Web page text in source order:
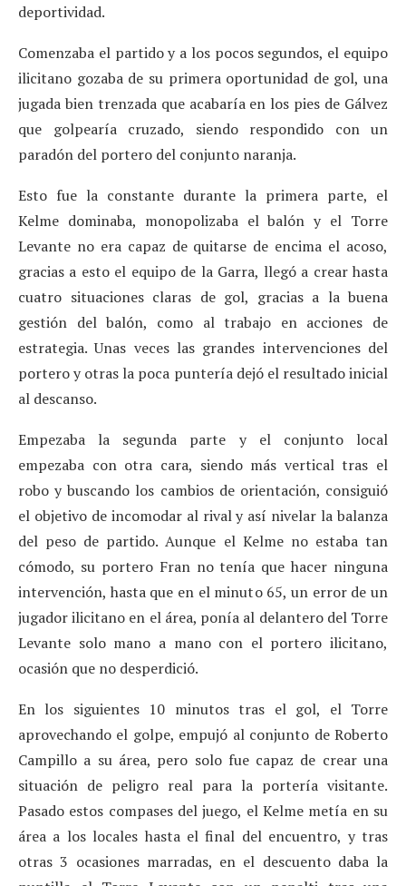
deportividad.
Comenzaba el partido y a los pocos segundos, el equipo
ilicitano gozaba de su primera oportunidad de gol, una
jugada bien trenzada que acabaría en los pies de Gálvez
que golpearía cruzado, siendo respondido con un
paradón del portero del conjunto naranja.
Esto fue la constante durante la primera parte, el
Kelme dominaba, monopolizaba el balón y el Torre
Levante no era capaz de quitarse de encima el acoso,
gracias a esto el equipo de la Garra, llegó a crear hasta
cuatro situaciones claras de gol, gracias a la buena
gestión del balón, como al trabajo en acciones de
estrategia. Unas veces las grandes intervenciones del
portero y otras la poca puntería dejó el resultado inicial
al descanso.
Empezaba la segunda parte y el conjunto local
empezaba con otra cara, siendo más vertical tras el
robo y buscando los cambios de orientación, consiguió
el objetivo de incomodar al rival y así nivelar la balanza
del peso de partido. Aunque el Kelme no estaba tan
cómodo, su portero Fran no tenía que hacer ninguna
intervención, hasta que en el minuto 65, un error de un
jugador ilicitano en el área, ponía al delantero del Torre
Levante solo mano a mano con el portero ilicitano,
ocasión que no desperdició.
En los siguientes 10 minutos tras el gol, el Torre
aprovechando el golpe, empujó al conjunto de Roberto
Campillo a su área, pero solo fue capaz de crear una
situación de peligro real para la portería visitante.
Pasado estos compases del juego, el Kelme metía en su
área a los locales hasta el final del encuentro, y tras
otras 3 ocasiones marradas, en el descuento daba la